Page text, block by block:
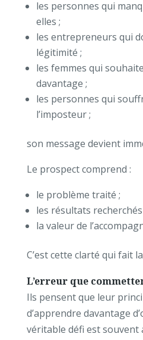
les personnes qui
elles ;
les entrepreneurs qui
légitimité ;
les femmes qui
davantage ;
les personnes qui
l’imposteur ;
son message devient
Le prospect comprend :
le problème traité ;
les résultats recherchés
la valeur de
C’est cette clarté qui fait
L’erreur que
Ils pensent que leur
d’apprendre davantage
véritable défi est souvent